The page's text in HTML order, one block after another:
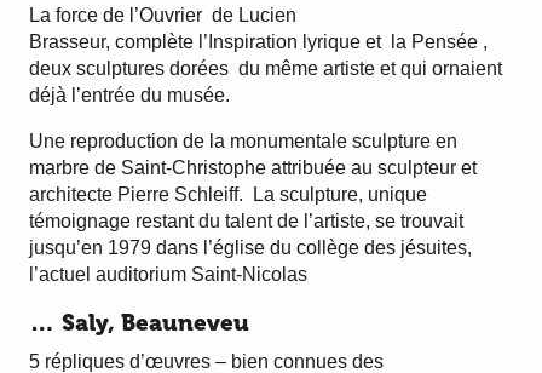
La force de l’Ouvrier de Lucien
Brasseur, complète l’Inspiration lyrique et la Pensée ,
deux sculptures dorées du même artiste et qui ornaient
déjà l’entrée du musée.
Une reproduction de la monumentale sculpture en
marbre de Saint-Christophe attribuée au sculpteur et
architecte Pierre Schleiff. La sculpture, unique
témoignage restant du talent de l’artiste, se trouvait
jusqu’en 1979 dans l’église du collège des jésuites,
l’actuel auditorium Saint-Nicolas
… Saly, Beauneveu
5 répliques d’œuvres – bien connues des